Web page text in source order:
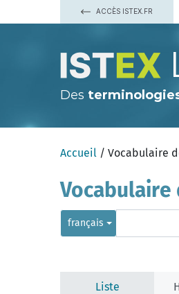
ACCÈS ISTEX.FR
Des
Accueil / Vocabulaire
Vocabulaire
français
Liste